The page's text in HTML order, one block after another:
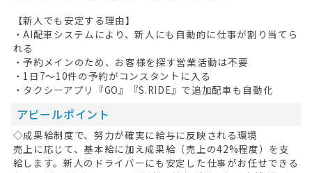
【新人でも安定する理由】
・AI配車システムにより、新人にも自動的に仕事が割り当てら
れる
・予約メインのため、お客様を探す営業活動は不要
・1日7～10件の予約がコンスタントに入る
・タクシーアプリ『GO』『S.RIDE』で追加配車も自動化
アピールポイント
◇成果給制度で、努力が確実に給与に反映される環境
売上に応じて、基本給に加え成果給（売上の42%程度）を支
給します。新人のドライバーにも安定した仕事がお任せできる